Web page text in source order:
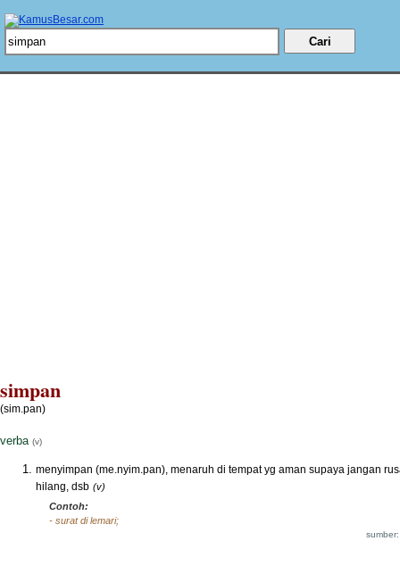
simpan
(sim.pan)
verba (v)
menyimpan (me.nyim.pan), menaruh di tempat yg aman supaya jangan
hilang, dsb (v)
Contoh:
- surat di lemari;